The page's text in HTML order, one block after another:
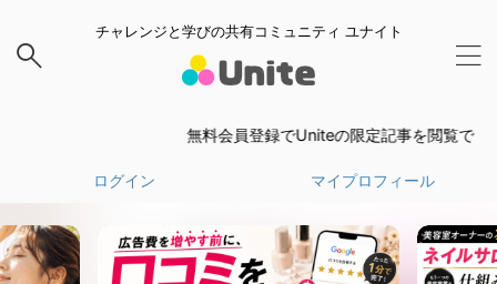
チャレンジと学びの共有コミュニティ ユナイト
無料会員登録でUniteの限定記事を閲覧できます。
ログイン マイプロフィール